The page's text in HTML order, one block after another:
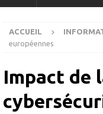
ACCUEIL
européennes
Impact de